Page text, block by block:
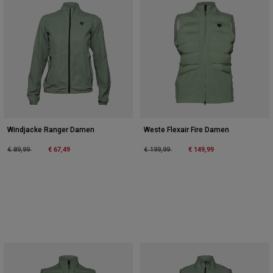
Windjacke Ranger Damen
Price reduced from
€ 89,99to € 67,49
Weste Flexair Fire Damen
Price reduced from
€ 199,99to € 149,99